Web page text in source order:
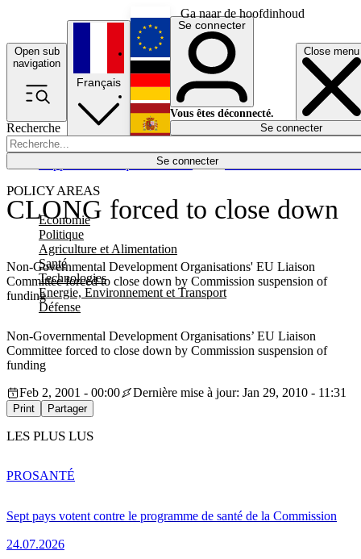
Ga naar de hoofdinhoud
Open sub
navigation
Close menu
Recherche
Se connecter
POLICY AREAS
Economie
Politique
Agriculture et Alimentation
Santé
Technologies
Energie, Environnement et Transport
Défense
Économie
Français
English
Deutsch
Español
Se connecter
Vous êtes déconnecté.
Se connecter
CLONG forced to close down
Non-Governmental Development Organisations' EU Liaison
Committee forced to close down by Commission suspension of
funding
Non-Governmental Development Organisations’ EU Liaison
Committee forced to close down by Commission suspension of
funding
Feb 2, 2001 - 00:00
Dernière mise à jour: Jan 29, 2010 - 11:31
Print Partager
LES PLUS LUS
Sept pays votent contre le programme de santé de la Commission
24.07.2026
PROSANTÉ